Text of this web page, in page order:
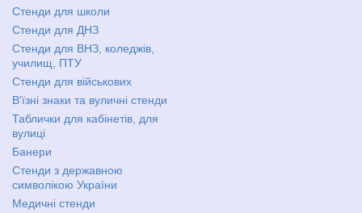
Стенди для школи
Стенди для ДНЗ
Стенди для ВНЗ, коледжів,
училищ, ПТУ
Стенди для військових
В'їзні знаки та вуличні стенди
Таблички для кабінетів, для
вулиці
Банери
Стенди з державною
символікою України
Медичні стенди